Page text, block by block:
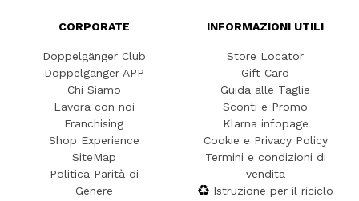
CORPORATE
Doppelgänger Club
Doppelgänger APP
Chi Siamo
Lavora con noi
Franchising
Shop Experience
SiteMap
Politica Parità di
Genere
INFORMAZIONI UTILI
Store Locator
Gift Card
Guida alle Taglie
Sconti e Promo
Klarna infopage
Cookie e Privacy Policy
Termini e condizioni di
vendita
Istruzione per il riciclo